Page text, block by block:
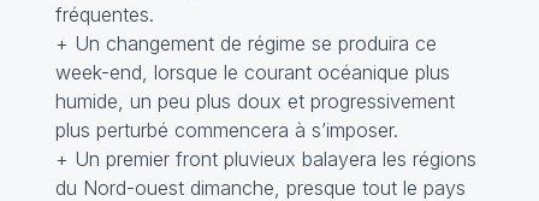
fréquentes.
+ Un changement de régime se produira ce
week-end, lorsque le courant océanique plus
humide, un peu plus doux et progressivement
plus perturbé commencera à s’imposer.
+ Un premier front pluvieux balayera les régions
du Nord-ouest dimanche, presque tout le pays